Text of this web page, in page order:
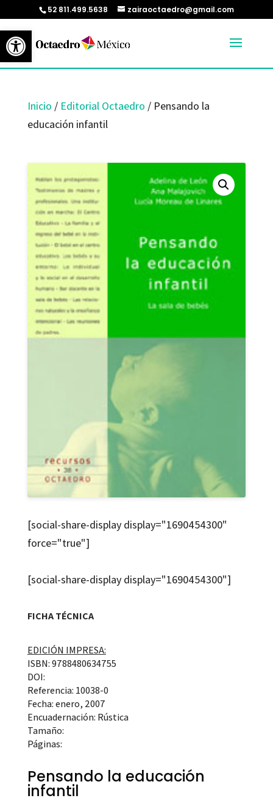
Abrir barra de herramientas
52 811.499.5638 zairaoctaedro@gmail.com
Inicio / Editorial Octaedro / Pensando la
educación infantil
[social-share-display display="1690454300"
force="true"]
[social-share-display display="1690454300"]
FICHA TÉCNICA
EDICIÓN IMPRESA:
ISBN: 9788480634755
DOI:
Referencia: 10038-0
Fecha: enero, 2007
Encuadernación: Rústica
Tamaño:
Páginas:
Pensando la educación
infantil